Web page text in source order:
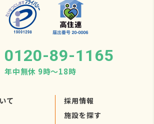
0120-89-1165
年中無休 9時〜18時
て
採用情報
施設を探す